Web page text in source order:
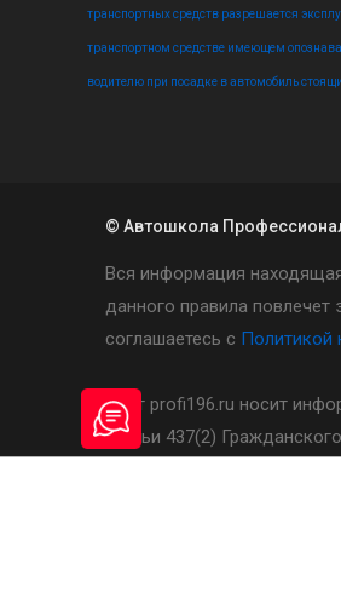
транспортных средств разрешается
транспортном средстве имеющем
водителю при посадке в автомобиль
© Автошкола
Вся информация
данного правила
соглашаетесь с Политикой
Сайт profi196.ru носит
статьи 437(2)
Разработка и